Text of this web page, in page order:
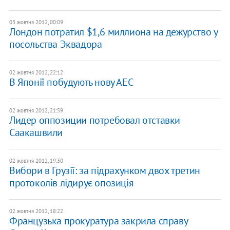
03 жовтня 2012, 00:09
Лондон потратил $1,6 миллиона на дежурство у
посольства Эквадора
02 жовтня 2012, 22:12
В Японії побудують нову АЕС
02 жовтня 2012, 21:59
Лидер оппозиции потребовал отставки
Саакашвили
02 жовтня 2012, 19:30
Вибори в Грузії: за підрахунком двох третин
протоколів лідирує опозиція
02 жовтня 2012, 18:22
Французька прокуратура закрила справу